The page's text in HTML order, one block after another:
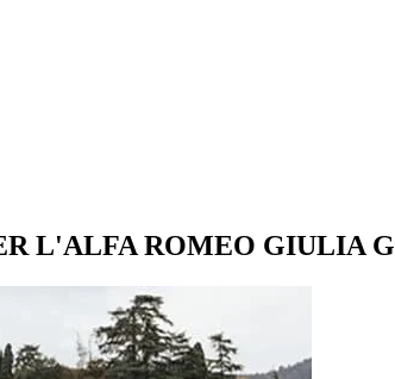
L'ALFA ROMEO GIULIA